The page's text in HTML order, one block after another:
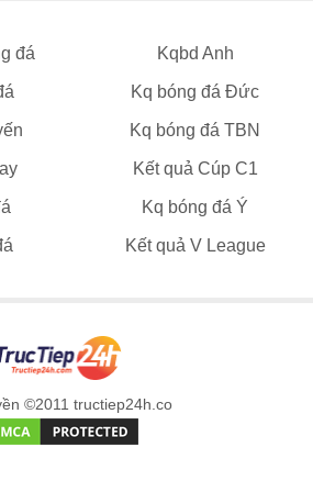
đá Kqbd Anh
Kq bóng đá Đức
Kq bóng đá TBN
Kết quả Cúp C1
Kq bóng đá Ý
Kết quả V League
©2011 tructiep24h.co